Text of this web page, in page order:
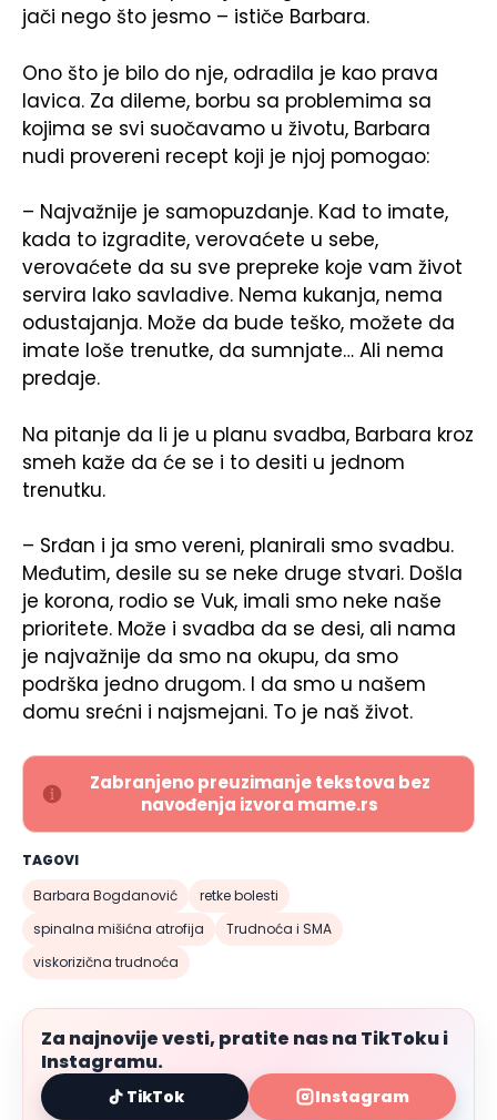
jači nego što jesmo – ističe Barbara.
Ono što je bilo do nje, odradila je kao prava
lavica. Za dileme, borbu sa problemima sa
kojima se svi suočavamo u životu, Barbara
nudi provereni recept koji je njoj pomogao:
– Najvažnije je samopuzdanje. Kad to imate,
kada to izgradite, verovaćete u sebe,
verovaćete da su sve prepreke koje vam život
servira lako savladive. Nema kukanja, nema
odustajanja. Može da bude teško, možete da
imate loše trenutke, da sumnjate… Ali nema
predaje.
Na pitanje da li je u planu svadba, Barbara kroz
smeh kaže da će se i to desiti u jednom
trenutku.
– Srđan i ja smo vereni, planirali smo svadbu.
Međutim, desile su se neke druge stvari. Došla
je korona, rodio se Vuk, imali smo neke naše
prioritete. Može i svadba da se desi, ali nama
je najvažnije da smo na okupu, da smo
podrška jedno drugom. I da smo u našem
domu srećni i najsmejani. To je naš život.
Zabranjeno preuzimanje tekstova bez
navođenja izvora mame.rs
TAGOVI
Barbara Bogdanović
retke bolesti
spinalna mišićna atrofija
Trudnoća i SMA
viskorizična trudnoća
Za najnovije vesti, pratite nas na TikToku i
Instagramu.
TikTok Instagram